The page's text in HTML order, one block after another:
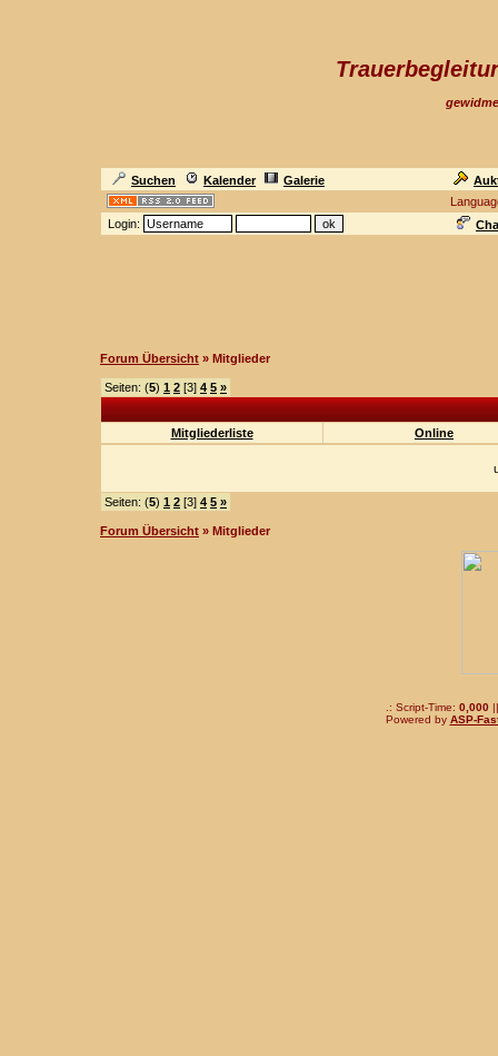
Suchen Kalender Galerie
Login:
Forum Übersicht » Mitglieder
Seiten: (5) 1 2 [3] 4 5 »
Mitgliederliste Online
Seiten: (5) 1 2 [3] 4 5 »
Forum Übersicht » Mitglieder
.: Script-Time: 0,000||
Powered by ASP-